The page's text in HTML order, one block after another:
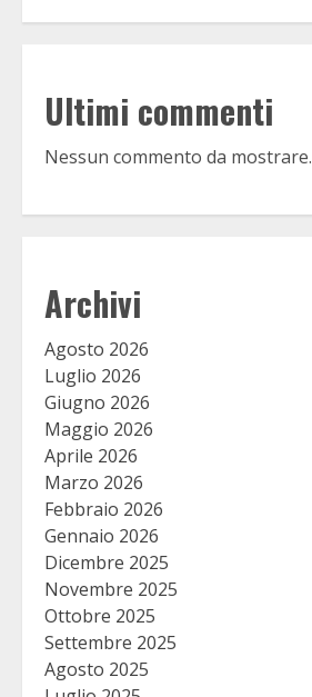
Ultimi commenti
Nessun commento da mostrare.
Archivi
Agosto 2026
Luglio 2026
Giugno 2026
Maggio 2026
Aprile 2026
Marzo 2026
Febbraio 2026
Gennaio 2026
Dicembre 2025
Novembre 2025
Ottobre 2025
Settembre 2025
Agosto 2025